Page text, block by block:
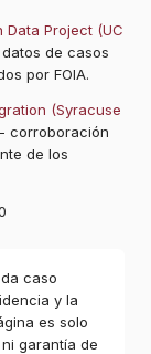
Data Project (UC
de casos
por FOIA.
(Syracuse
- corroboración
de los
caso
y la
es solo
garantía de